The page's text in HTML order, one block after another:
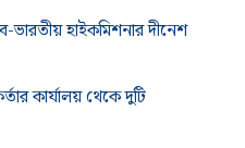
ভারতীয় হাইকমিশনার দীনেশ
কার্যালয় থেকে দুটি